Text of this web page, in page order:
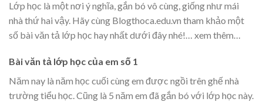
Lớp học là một nơi ý nghĩa, gắn bó vô cùng, giống như mái
nhà thứ hai vậy. Hãy cùng Blogthoca.edu.vn tham khảo một
số bài văn tả lớp học hay nhất dưới đây nhé!
… xem thêm…
Bài văn tả lớp học của em số 1
Năm nay là năm học cuối cùng em được ngồi trên ghế nhà
trường tiểu học. Cũng là 5 năm em đã gắn bó với lớp học này.